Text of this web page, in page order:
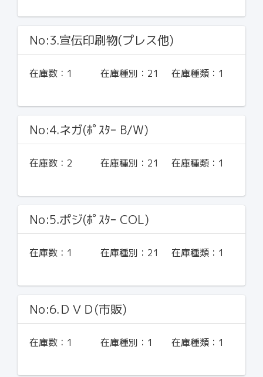
No:3.宣伝印刷物(プレス他)
在庫数： 1 在庫種別： 21 在庫種類： 1
No:4.ネガ(ﾎﾟｽﾀｰ B/W)
在庫数： 2 在庫種別： 21 在庫種類： 1
No:5.ポジ(ﾎﾟｽﾀｰ COL)
在庫数： 1 在庫種別： 21 在庫種類： 1
No:6.ＤＶＤ(市販)
在庫数： 1 在庫種別： 1 在庫種類： 1